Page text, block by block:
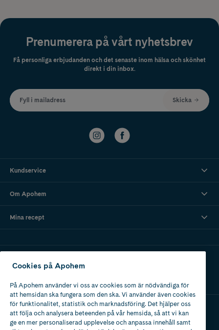
Prenumerera på vårt nyhetsbrev
Få personliga erbjudanden och det senaste inom hälsa och skönhet
direkt i din inbox.
Fyll i mailadress Skicka
Kundservice
Om Apohem
Mina recept
Apotek med tillstånd
av Läkemedelsverket
Cookies på Apohem
På Apohem använder vi oss av cookies som är nödvändiga för
att hemsidan ska fungera som den ska. Vi använder även cookies
för funktionalitet, statistik och marknadsföring. Det hjälper oss
att följa och analysera beteenden på vår hemsida, så att vi kan
ge en mer personaliserad upplevelse och anpassa innehåll samt